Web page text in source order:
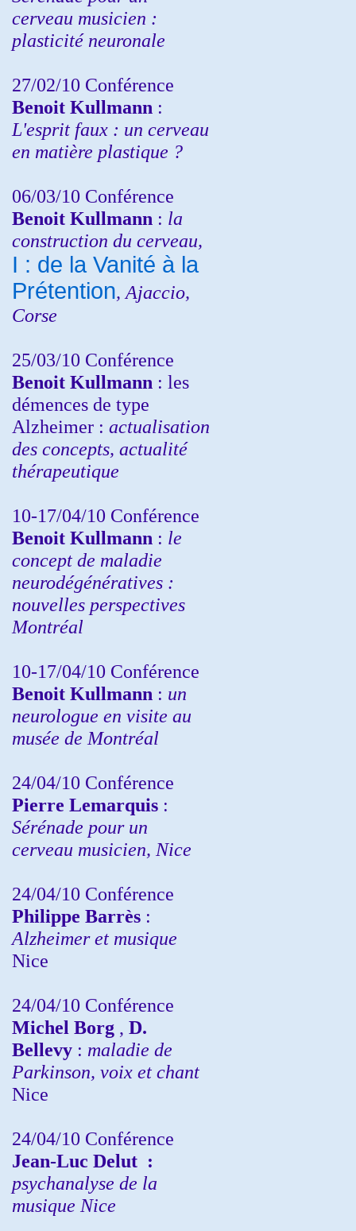
cerveau musicien :
plasticité neuronale
27/02/10 Conférence
Benoit Kullmann :
L'esprit faux : un cerveau
en matière plastique ?
06/03/10 Conférence
Benoit Kullmann : la
construction du cerveau,
I : de la Vanité à la
Prétention, Ajaccio,
Corse
25/03/10 Conférence
Benoit Kullmann : les
démences de type
Alzheimer : actualisation
des concepts, actualité
thérapeutique
10-17/04/10 Conférence
Benoit Kullmann : le
concept de maladie
neurodégénératives :
nouvelles perspectives
Montréal
10-17/04/10 Conférence
Benoit Kullmann : un
neurologue en visite au
musée de Montréal
24/04/10 Conférence
Pierre Lemarquis :
Sérénade pour un
cerveau musicien, Nice
24/04/10 Conférence
Philippe Barrès :
Alzheimer et musique
Nice
24/04/10 Conférence
Michel Borg , D.
Bellevy : maladie de
Parkinson, voix et chant
Nice
24/04/10 Conférence
Jean-Luc Delut :
psychanalyse de la
musique Nice